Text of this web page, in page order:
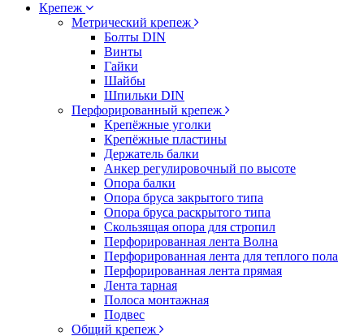
Крепеж
Метрический крепеж
Болты DIN
Винты
Гайки
Шайбы
Шпильки DIN
Перфорированный крепеж
Крепёжные уголки
Крепёжные пластины
Держатель балки
Анкер регулировочный по высоте
Опора балки
Опора бруса закрытого типа
Опора бруса раскрытого типа
Скользящая опора для стропил
Перфорированная лента Волна
Перфорированная лента для теплого пола
Перфорированная лента прямая
Лента тарная
Полоса монтажная
Подвес
Общий крепеж